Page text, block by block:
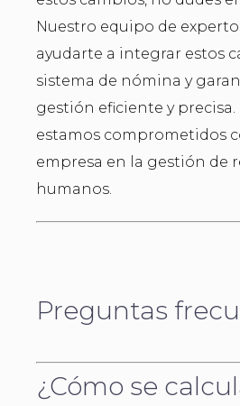
Nuestro equipo de
ayudarte a integrar estos
sistema de nómina y
gestión eficiente y
estamos comprometidos
empresa en la gestión de
humanos.
Preguntas
¿Cómo se